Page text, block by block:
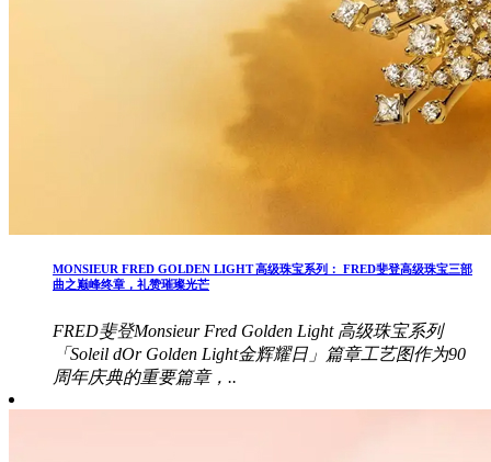
MONSIEUR FRED GOLDEN LIGHT 高级珠宝系列： FRED斐登高级珠宝三部
曲之巅峰终章，礼赞璀璨光芒
FRED斐登Monsieur Fred Golden Light 高级珠宝系列
「Soleil dOr Golden Light金辉耀日」篇章工艺图作为90
周年庆典的重要篇章，..